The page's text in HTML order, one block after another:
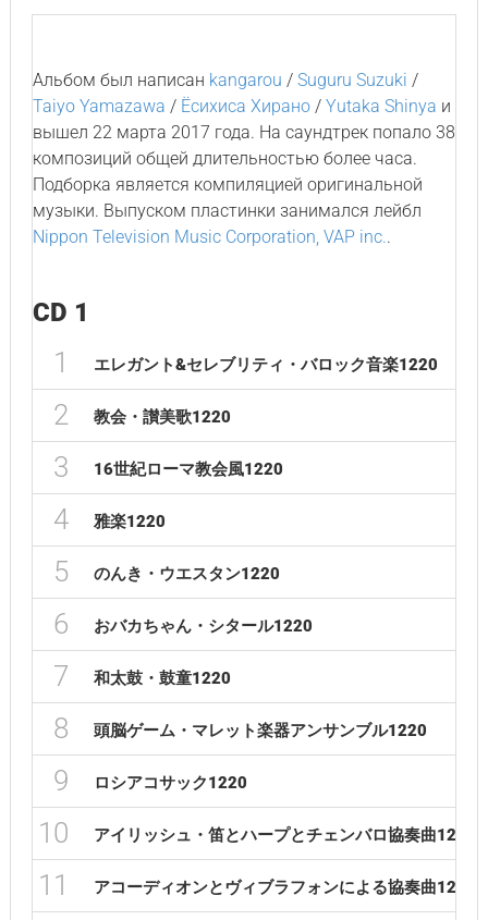
Альбом был написан kangarou / Suguru Suzuki /
Taiyo Yamazawa / Ёсихиса Хирано/ Yutaka Shinya и
вышел 22 марта 2017 года. На саундтрек попало 38
композиций общей длительностью более часа.
Подборка является компиляцией оригинальной
музыки. Выпуском пластинки занимался лейбл
Nippon Television Music Corporation, VAP inc..
CD 1
1 エレガント&セレブリティ・バロック音楽1220
2 教会・讃美歌1220
3 16世紀ローマ教会風1220
4 雅楽1220
5 のんき・ウエスタン1220
6 おバカちゃん・シタール1220
7 和太鼓・鼓童1220
8 頭脳ゲーム・マレット楽器アンサンブル1220
9 ロシアコサック1220
10 アイリッシュ・笛とハープとチェンバロ協奏曲1220
11 アコーディオンとヴィブラフォンによる協奏曲1220